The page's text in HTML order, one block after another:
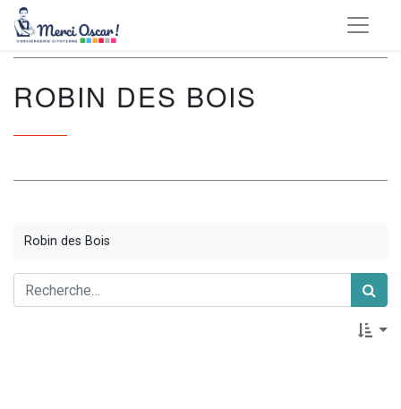
ROBIN DES BOIS
Robin des Bois